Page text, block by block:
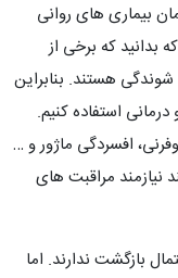
بیماری های روانی
که برخی از
هستند. بنابراین
استفاده کنیم.
افسردگی ماژور و …
نیازمند مراقبت های
بازگشت ندارند. اما